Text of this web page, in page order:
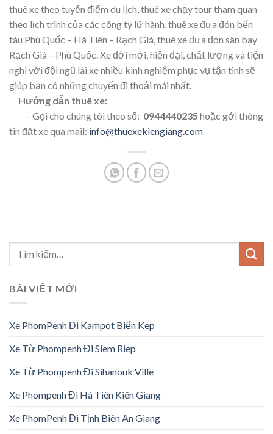
thuê xe theo tuyến điểm du lịch, thuê xe chạy tour tham quan
theo lịch trình của các công ty lữ hành, thuê xe đưa đón bến
tàu Phú Quốc – Hà Tiên – Rạch Giá, thuê xe đưa đón sân bay
Rạch Giá – Phú Quốc. Xe đời mới, hiện đại, chất lượng và tiện
nghi với đội ngũ lái xe nhiều kinh nghiệm phục vụ tận tình sẽ
giúp bạn có những chuyến đi thoải mái nhất.
Hướng dẫn thuê xe:
– Gọi cho chúng tôi theo số: 0944440235 hoặc gởi thông
tin đặt xe qua mail: info@thuexekiengiang.com
BÀI VIẾT MỚI
Xe PhomPenh Đi Kampot Biển Kep
Xe Từ Phompenh Đi Siem Riep
Xe Từ Phompenh Đi Sihanouk Ville
Xe Phompenh Đi Hà Tiên Kiên Giang
Xe PhomPenh Đi Tịnh Biên An Giang